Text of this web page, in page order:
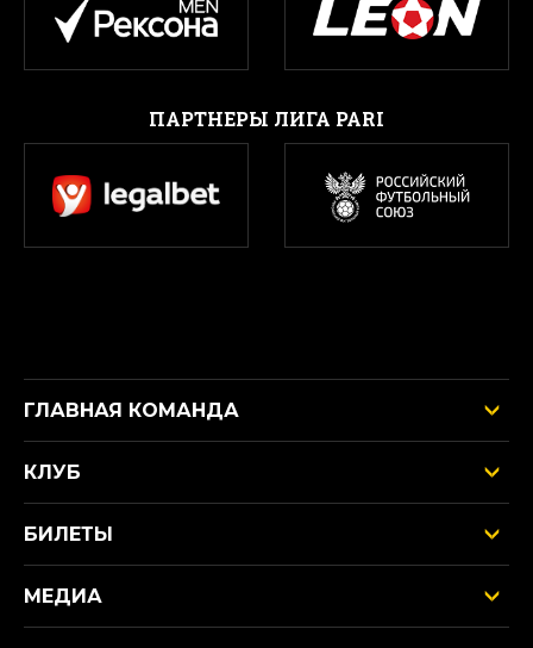
ПАРТНЕРЫ ЛИГА PARI
ГЛАВНАЯ КОМАНДА
КЛУБ
БИЛЕТЫ
МЕДИА